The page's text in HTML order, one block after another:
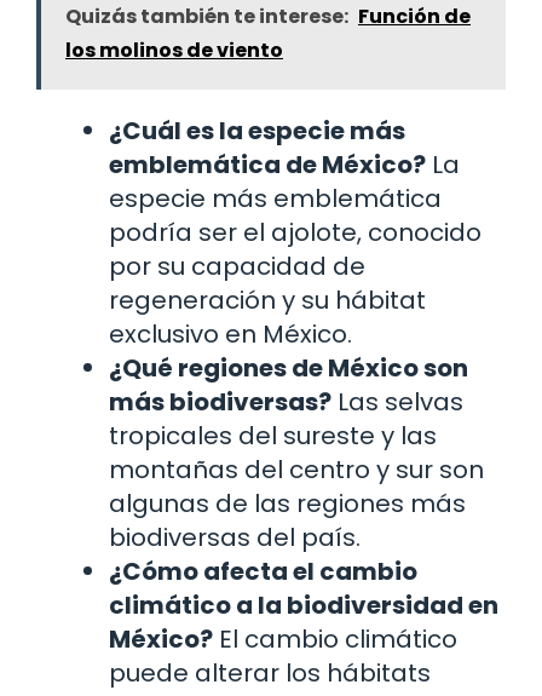
Quizás también te interese: Función de
los molinos de viento
¿Cuál es la especie más
emblemática de México? La
especie más emblemática
podría ser el ajolote, conocido
por su capacidad de
regeneración y su hábitat
exclusivo en México.
¿Qué regiones de México son
más biodiversas? Las selvas
tropicales del sureste y las
montañas del centro y sur son
algunas de las regiones más
biodiversas del país.
¿Cómo afecta el cambio
climático a la biodiversidad en
México? El cambio climático
puede alterar los hábitats